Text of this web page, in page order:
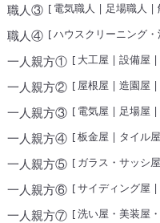
職人③[ 電気職人 | 足場職人 |
職人④[ハウスクリーニング
一人親方①[ 大工屋 | 設備屋 |
一人親方②[ 屋根屋 | 造園屋 |
一人親方③[ 電気屋 | 足場屋 |
一人親方④[板金屋 | タイル屋
一人親方⑤[ ガラス・サッシ屋
一人親方⑥[サイディング屋 |
一人親方⑦[洗い屋・美装屋